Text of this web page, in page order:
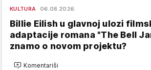
KULTURA 06.08.2026.
Billie Eilish u glavnoj ulozi
adaptacije romana "The Bell
znamo o novom projektu?
Komentariši